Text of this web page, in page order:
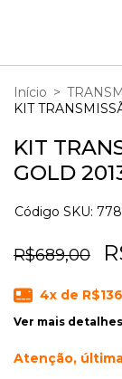
Início >
KIT
KIT
GOLD
Código SKU:
R$689,00
4x de
Ver mais detalhes
Atenção,